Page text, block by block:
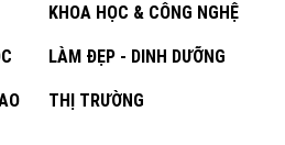
KHOA HỌC & CÔNG NGHỆ
LÀM ĐẸP - DINH DƯỠNG
THỊ TRƯỜNG